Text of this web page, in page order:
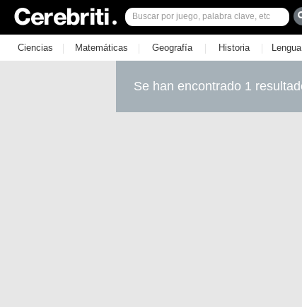
Ciencias | Matemáticas | Geografía | Historia | Lengua
Se han encontrado 1